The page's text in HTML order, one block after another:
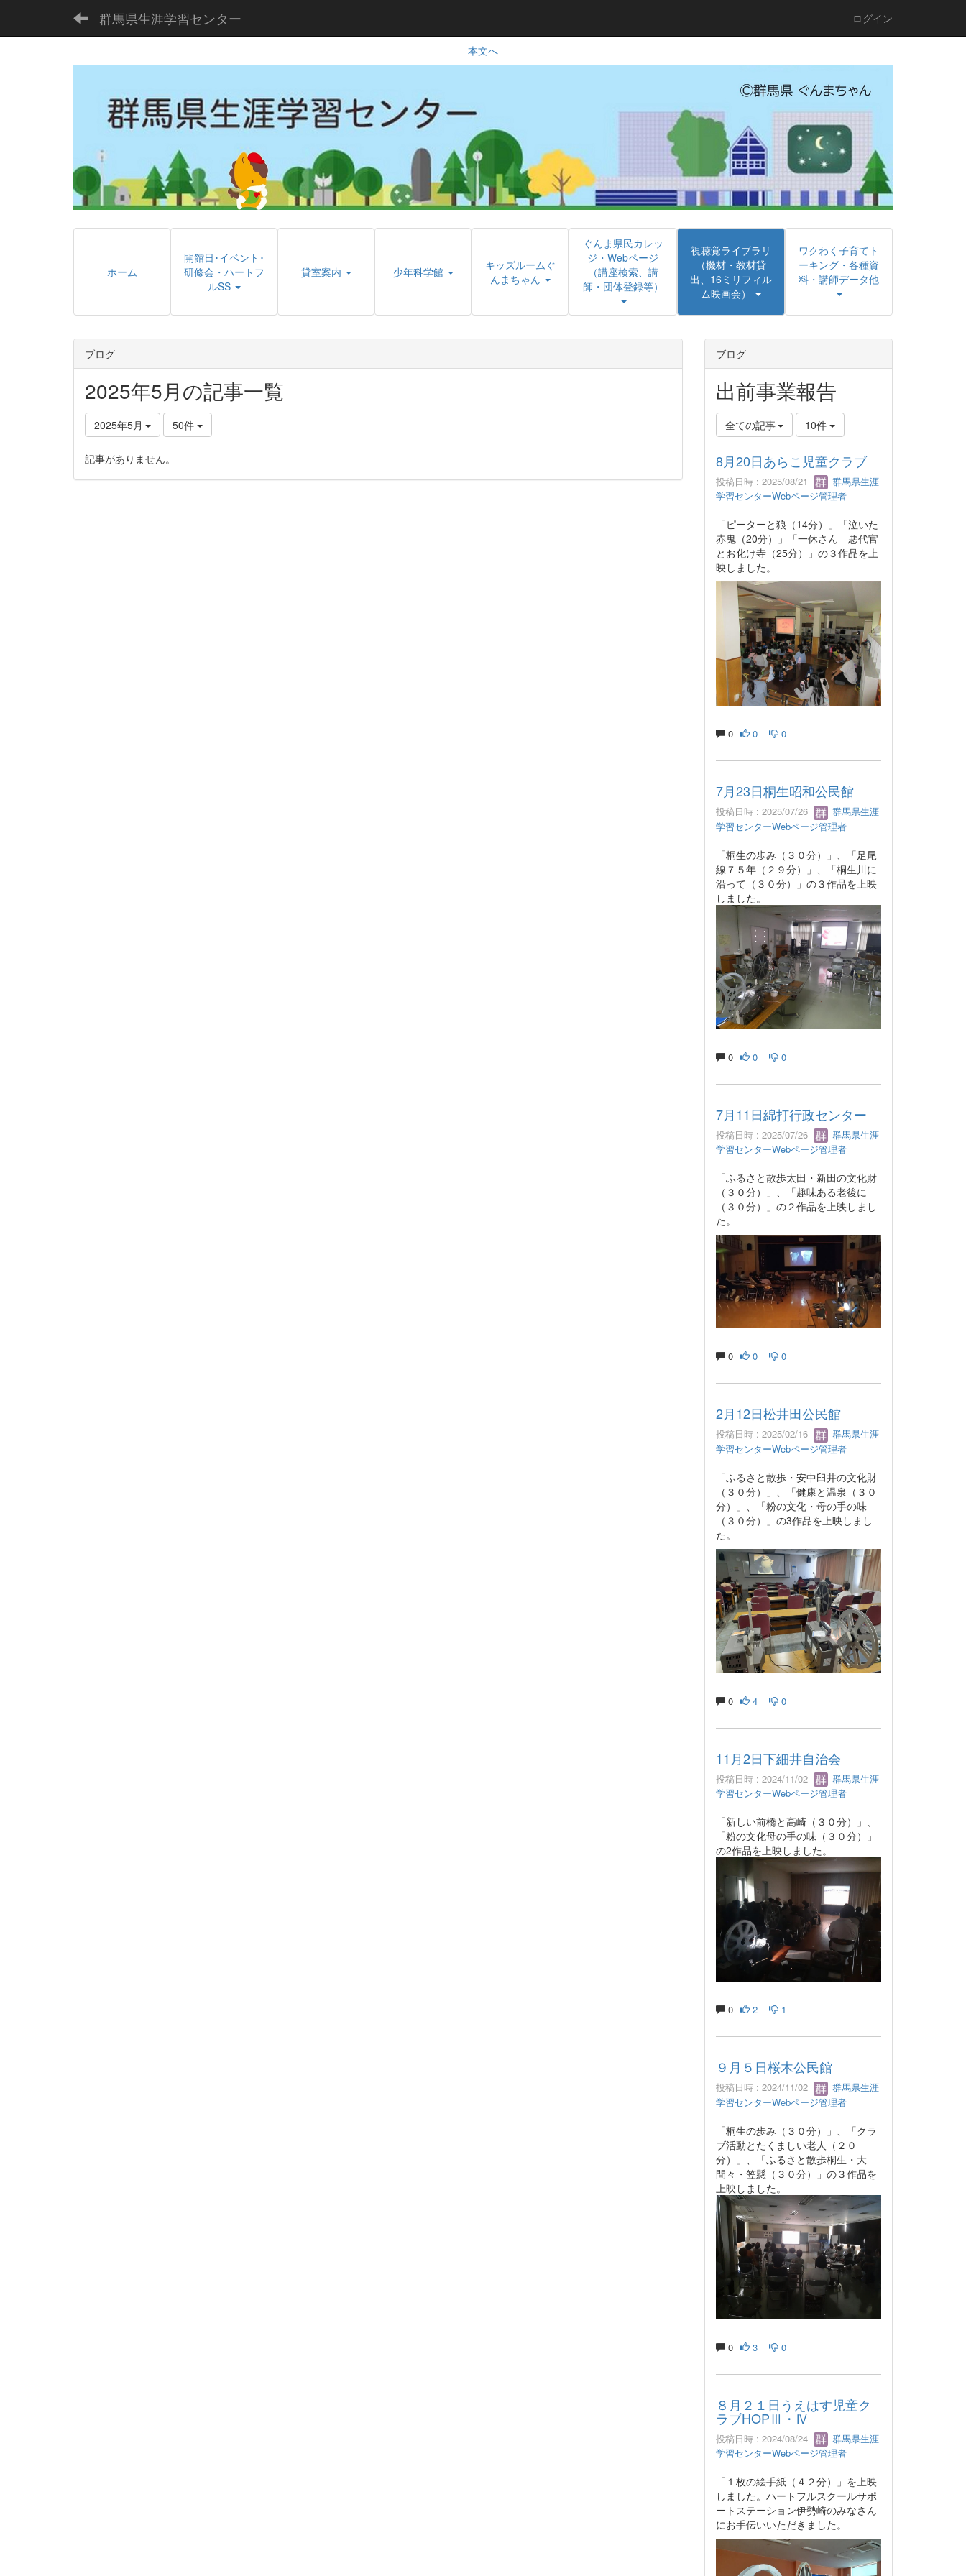
群馬県生涯学習センター ログイン
本文へ
ホーム
開館日･イベント･
研修会・ハートフ
ルSS
貸室案内 少年科学館
キッズルームぐ
んまちゃん
ぐんま県民カレッ
ジ・Webページ
（講座検索、講
師・団体登録等）
視聴覚ライブラリ
（機材・教材貸
出、16ミリフィル
ム映画会）
ワクわく子育てト
ーキング・各種資
料・講師データ他
ブログ
2025年5月の記事一覧
2025年5月 50件
記事がありません。
ブログ
出前事業報告
全ての記事 10件
8月20日あらこ児童クラブ
投稿日時 : 2025/08/21
群馬県生涯
学習センターWebページ管理者
「ピーターと狼（14分）」「泣いた
赤鬼（20分）」「一休さん 悪代官
とお化け寺（25分）」の３作品を上
映しました。
0 0 0
7月23日桐生昭和公民館
投稿日時 : 2025/07/26
群馬県生涯
学習センターWebページ管理者
「桐生の歩み（３０分）」、「足尾
線７５年（２９分）」、「桐生川に
沿って（３０分）」の３作品を上映
しました。
0 0 0
7月11日綿打行政センター
投稿日時 : 2025/07/26
群馬県生涯
学習センターWebページ管理者
「ふるさと散歩太田・新田の文化財
（３０分）」、「趣味ある老後に
（３０分）」の２作品を上映しまし
た。
0 0 0
2月12日松井田公民館
投稿日時 : 2025/02/16
群馬県生涯
学習センターWebページ管理者
「ふるさと散歩・安中臼井の文化財
（３０分）」、「健康と温泉（３０
分）」、「粉の文化・母の手の味
（３０分）」の3作品を上映しまし
た。
0 4 0
11月2日下細井自治会
投稿日時 : 2024/11/02
群馬県生涯
学習センターWebページ管理者
「新しい前橋と高崎（３０分）」、
「粉の文化母の手の味（３０分）」
の2作品を上映しました。
0 2 1
９月５日桜木公民館
投稿日時 : 2024/11/02
群馬県生涯
学習センターWebページ管理者
「桐生の歩み（３０分）」、「クラ
ブ活動とたくましい老人（２０
分）」、「ふるさと散歩桐生・大
間々・笠懸（３０分）」の３作品を
上映しました。
0 3 0
８月２１日うえはす児童ク
ラブHOPⅢ・Ⅳ
投稿日時 : 2024/08/24
群馬県生涯
学習センターWebページ管理者
「１枚の絵手紙（４２分）」を上映
しました。ハートフルスクールサポ
ートステーション伊勢崎のみなさん
にお手伝いいただきました。